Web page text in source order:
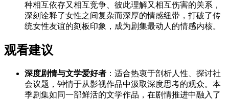
种相互依存又相互竞争、彼此理解又相互伤害的关系，
深刻诠释了女性之间复杂而深厚的情感纽带，打破了传
统女性友谊的刻板印象，成为剧集最动人的情感内核。
观看建议
深度剧情与文学爱好者 ：适合热衷于剖析人性、探讨社
会议题，钟情于从影视作品中汲取深度思考的观众。本
季剧集如同一部鲜活的文学作品，在剧情推进中融入了